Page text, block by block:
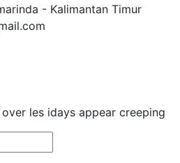
- Kalimantan Timur
les idays appear creeping